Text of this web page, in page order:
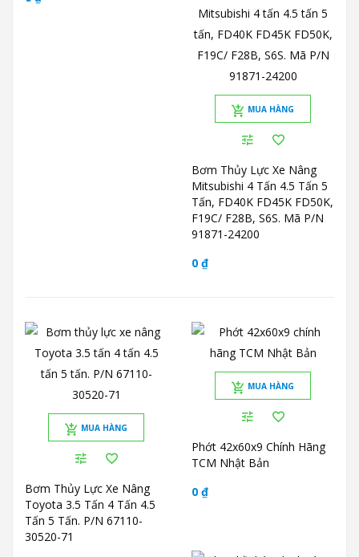
MUA HÀNG
Bơm Thủy Lực Xe Nâng
Mitsubishi 4 Tấn 4.5 Tấn 5
Tấn, FD40K FD45K FD50K,
F19C/ F28B, S6S. Mã P/N
91871-24200
0 ₫
MUA HÀNG
Bơm Thủy Lực Xe Nâng
Toyota 3.5 Tấn 4 Tấn 4.5
Tấn 5 Tấn. P/N 67110-
30520-71
MUA HÀNG
Phớt 42x60x9 Chính Hãng
TCM Nhật Bản
0 ₫